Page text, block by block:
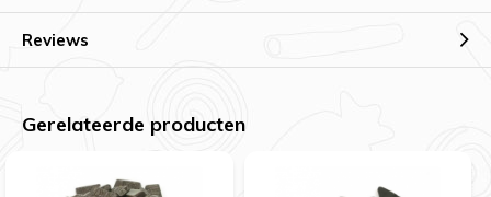
Reviews
Gerelateerde producten